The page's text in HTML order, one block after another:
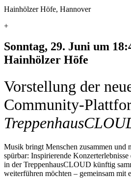
Hainhölzer Höfe, Hannover
+
Sonntag, 29. Juni um
Hainhölzer Höfe
Vorstellung der
Community-
Musik bringt Menschen zusammen und
spürbar: Inspirierende
in der TreppenhausCLOUD künftig
weiterführen möchten – gemeinsam mit